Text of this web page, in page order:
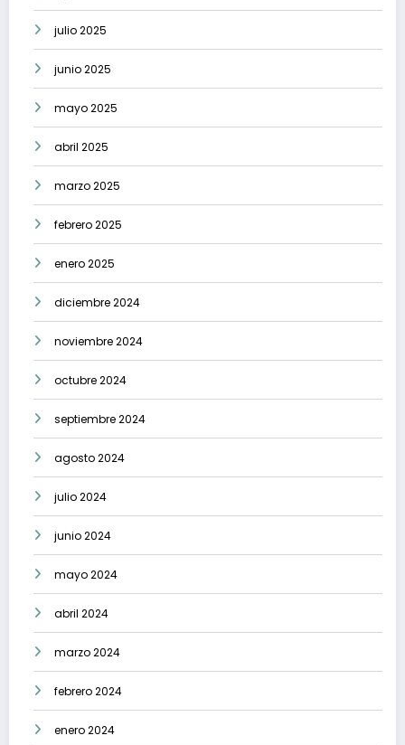
julio 2025
junio 2025
mayo 2025
abril 2025
marzo 2025
febrero 2025
enero 2025
diciembre 2024
noviembre 2024
octubre 2024
septiembre 2024
agosto 2024
julio 2024
junio 2024
mayo 2024
abril 2024
marzo 2024
febrero 2024
enero 2024